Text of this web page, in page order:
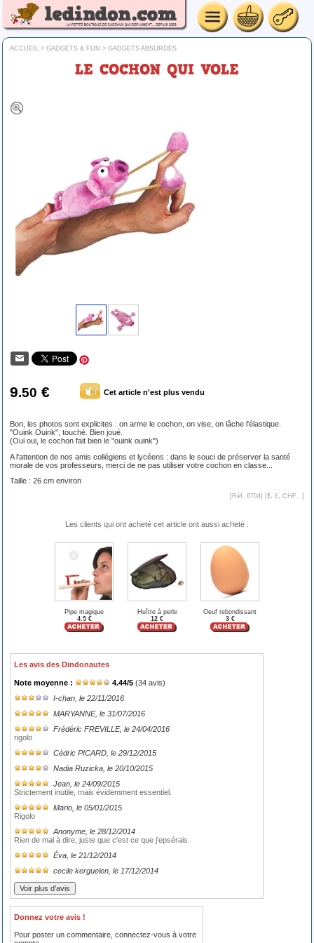
ACCUEIL > GADGETS & FUN > GADGETS ABSURDES
LE COCHON QUI VOLE
9.50 € Cet article n'est plus vendu
Bon, les photos sont explicites : on arme le cochon, on vise, on lâche l'élastique.
"Ouink Ouink", touché. Bien joué.
(Oui oui, le cochon fait bien le "ouink ouink")
A l'attention de nos amis collégiens et lycéens : dans le souci de préserver la santé
morale de vos professeurs, merci de ne pas utiliser votre cochon en classe...
Taille : 26 cm environ
[Réf. 6704] [$, £, CHF... ]
Les clients qui ont acheté cet article ont aussi acheté :
Pipe magique
4.5 €
Huître à perle
12 €
Oeuf rebondissant
3 €
Les avis des Dindonautes
Note moyenne : 4.44/5 (34 avis)
I-chan , le 22/11/2016
MARYANNE, le 31/07/2016
Frédéric FREVILLE, le 24/04/2016
rigolo
Cédric PICARD , le 29/12/2015
Nadia Ruzicka , le 20/10/2015
Jean , le 24/09/2015
Strictement inutile, mais évidemment essentiel.
Mario , le 05/01/2015
Rigolo
Anonyme , le 28/12/2014
Rien de mal à dire, juste que c'est ce que j'epsérais.
Éva , le 21/12/2014
cecile kerguelen , le 17/12/2014
Donnez votre avis !
Pour poster un commentaire, connectez-vous à votre